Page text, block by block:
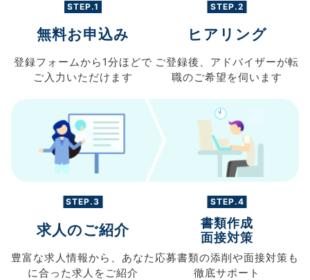
STEP.1
無料お申込み
登録フォームから 1分ほどで
ご入力 いただけます
STEP.2
ヒアリング
ご登録後、 アドバイザーが転
職のご希望を伺います
STEP.3
求人のご紹介
豊富な求人情報から、 あなた
に合った求人を ご紹介
STEP.4
書類作成
面接対策
応募書類の添削や面接対策も
徹底サポート